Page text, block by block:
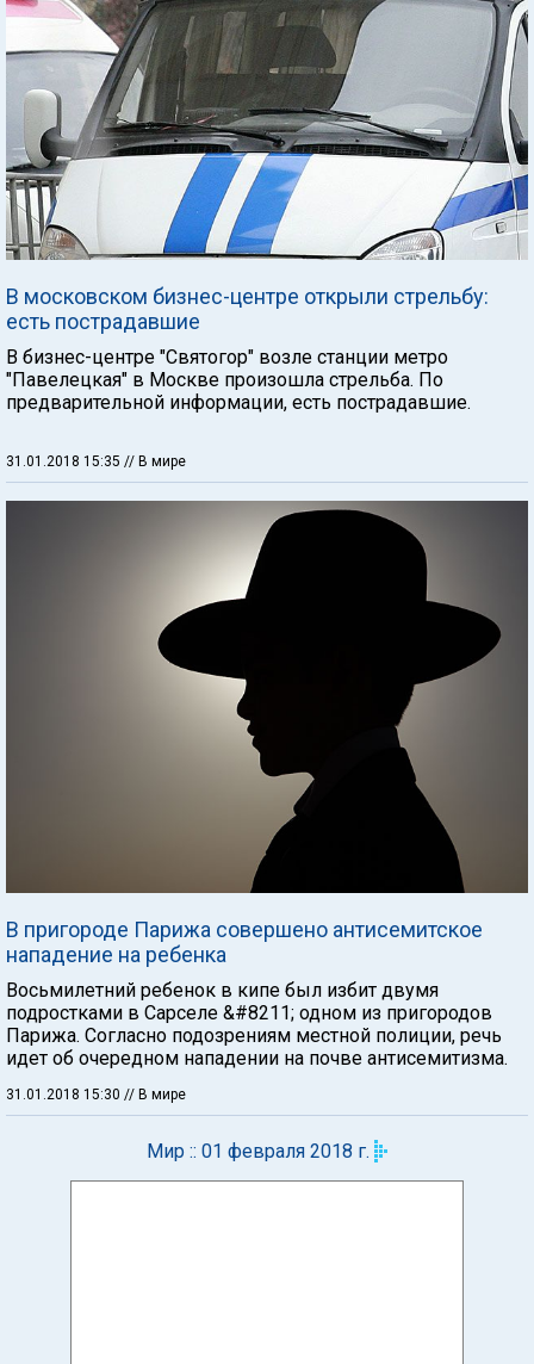
В московском бизнес-центре открыли стрельбу:
есть пострадавшие
В бизнес-центре "Святогор" возле станции метро
"Павелецкая" в Москве произошла стрельба. По
предварительной информации, есть пострадавшие.
31.01.2018 15:35 // В мире
В пригороде Парижа совершено антисемитское
нападение на ребенка
Восьмилетний ребенок в кипе был избит двумя
подростками в Сарселе &#8211; одном из пригородов
Парижа. Согласно подозрениям местной полиции, речь
идет об очередном нападении на почве антисемитизма.
31.01.2018 15:30 // В мире
Мир :: 01 февраля 2018 г.